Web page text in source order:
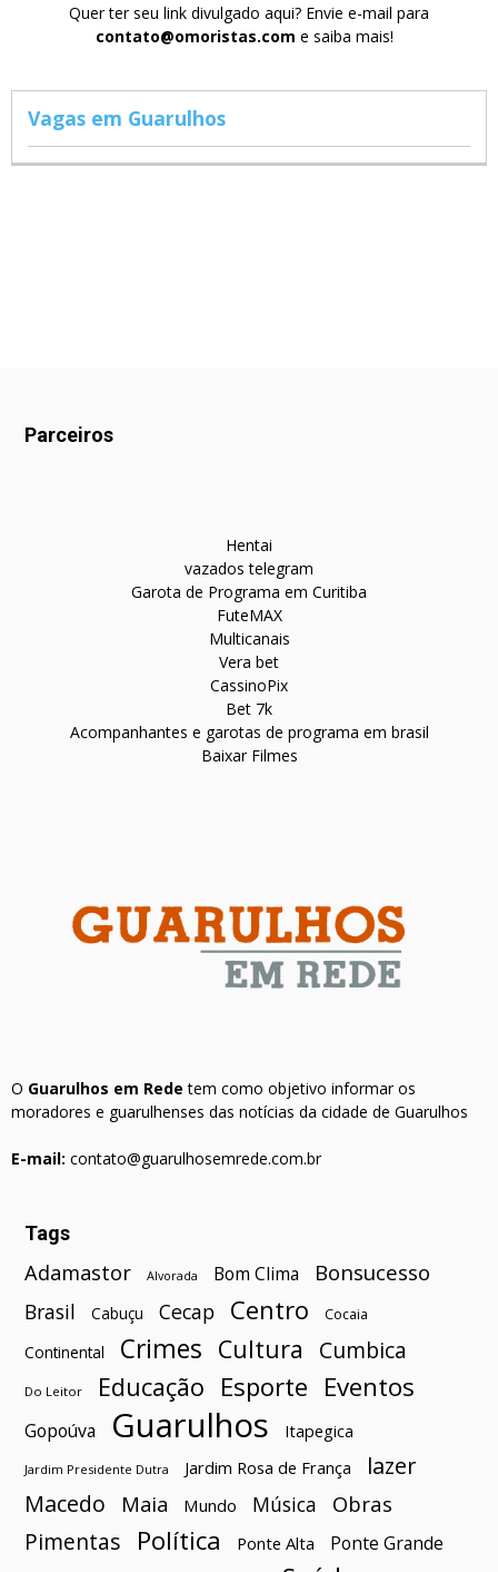
Quer ter seu link divulgado aqui? Envie e-mail para
contato@omoristas.com e saiba mais!
Vagas em Guarulhos
Parceiros
Hentai
vazados telegram
Garota de Programa em Curitiba
FuteMAX
Multicanais
Vera bet
CassinoPix
Bet 7k
Acompanhantes e garotas de programa em brasil
Baixar Filmes
O Guarulhos em Rede tem como objetivo informar os
moradores e guarulhenses das notícias da cidade de Guarulhos
E-mail: contato@guarulhosemrede.com.br
Tags
Adamastor Alvorada Bom Clima Bonsucesso
Brasil Cabuçu Cecap Centro Cocaia
Continental Crimes Cultura Cumbica
Do Leitor Educação Esporte Eventos
Gopoúva Guarulhos Itapegica
Jardim Presidente Dutra Jardim Rosa de França
lazer
Macedo
Maia Mundo Música Obras
Pimentas Política Ponte Alta Ponte Grande